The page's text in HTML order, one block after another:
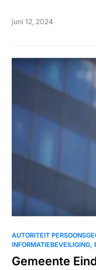
juni 12, 2024
AUTORITEIT
INFORMATIEBEVEILIGING
Gemeente